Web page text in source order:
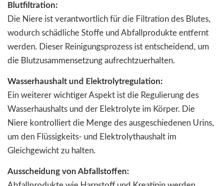
Blutfiltration:
Die Niere ist verantwortlich für die Filtration des Blutes,
wodurch schädliche Stoffe und Abfallprodukte entfernt
werden. Dieser Reinigungsprozess ist entscheidend, um
die Blutzusammensetzung aufrechtzuerhalten.
Wasserhaushalt und Elektrolytregulation:
Ein weiterer wichtiger Aspekt ist die Regulierung des
Wasserhaushalts und der Elektrolyte im Körper. Die
Niere kontrolliert die Menge des ausgeschiedenen Urins,
um den Flüssigkeits- und Elektrolythaushalt im
Gleichgewicht zu halten.
Ausscheidung von Abfallstoffen: